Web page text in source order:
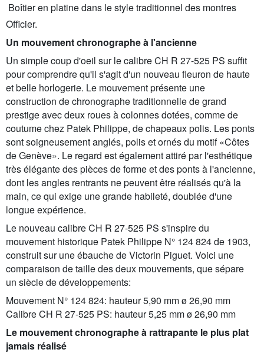
 Boîtier en platine dans le style traditionnel des montres
Officier.
Un mouvement chronographe à l'ancienne
Un simple coup d'oeil sur le calibre CH R 27-525 PS suffit
pour comprendre qu'il s'agit d'un nouveau fleuron de haute
et belle horlogerie. Le mouvement présente une
construction de chronographe traditionnelle de grand
prestige avec deux roues à colonnes dotées, comme de
coutume chez Patek Philippe, de chapeaux polis. Les ponts
sont soigneusement anglés, polis et ornés du motif «Côtes
de Genève». Le regard est également attiré par l'esthétique
très élégante des pièces de forme et des ponts à l'ancienne,
dont les angles rentrants ne peuvent être réalisés qu'à la
main, ce qui exige une grande habileté, doublée d'une
longue expérience.
Le nouveau calibre CH R 27-525 PS s'inspire du
mouvement historique Patek Philippe N° 124 824 de 1903,
construit sur une ébauche de Victorin Piguet. Voici une
comparaison de taille des deux mouvements, que sépare
un siècle de développements:
Mouvement N° 124 824: hauteur 5,90 mm ø 26,90 mm
Calibre CH R 27-525 PS: hauteur 5,25 mm ø 26,90 mm
Le mouvement chronographe à rattrapante le plus plat
jamais réalisé